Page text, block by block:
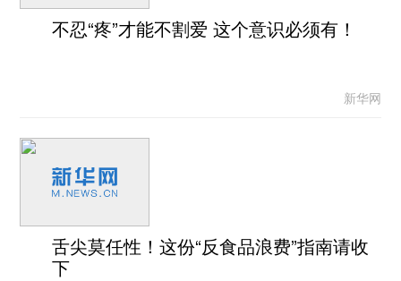
不忍“疼”才能不割爱 这个意识必须有！
新华网
舌尖莫任性！这份“反食品浪费”指南请收
下